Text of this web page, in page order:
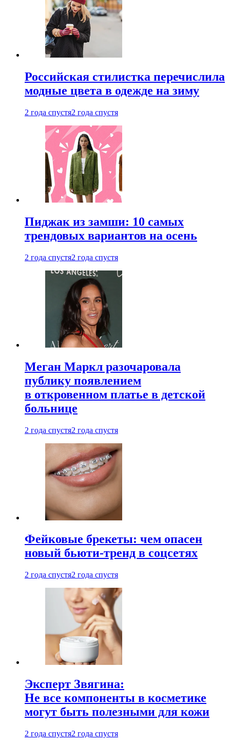
Российская стилистка перечислила
модные цвета в одежде на зиму
2 года спустя2 года спустя
Пиджак из замши: 10 самых
трендовых вариантов на осень
2 года спустя2 года спустя
Меган Маркл разочаровала
публику появлением
в откровенном платье в детской
больнице
2 года спустя2 года спустя
Фейковые брекеты: чем опасен
новый бьюти-тренд в соцсетях
2 года спустя2 года спустя
Эксперт Звягина:
Не все компоненты в косметике
могут быть полезными для кожи
2 года спустя2 года спустя